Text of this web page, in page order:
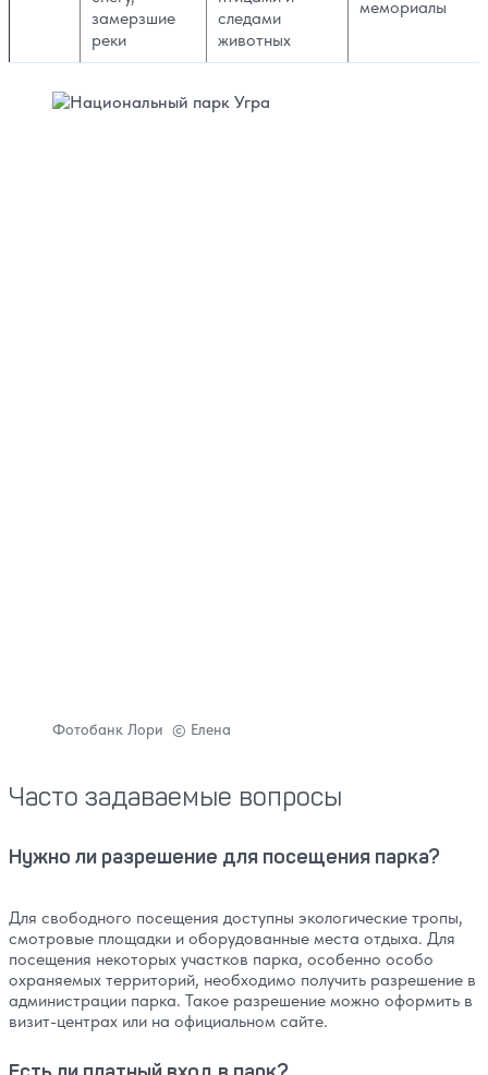
замерзшие
реки
следами
животных
мемориалы
Фотобанк Лори © Елена
Часто задаваемые вопросы
Нужно ли разрешение для посещения парка?
Для свободного посещения доступны экологические тропы,
смотровые площадки и оборудованные места отдыха. Для
посещения некоторых участков парка, особенно особо
охраняемых территорий, необходимо получить разрешение в
администрации парка. Такое разрешение можно оформить в
визит-центрах или на официальном сайте.